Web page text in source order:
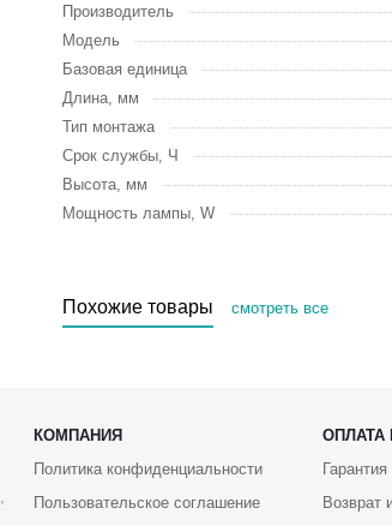
Производитель
Модель
Базовая единица
Длина, мм
Тип монтажа
Срок службы, Ч
Высота, мм
Мощность лампы, W
Похожие товары смотреть все
КОМПАНИЯ ОПЛАТА
Политика конфиденциальности
Пользовательское соглашение
Возврат